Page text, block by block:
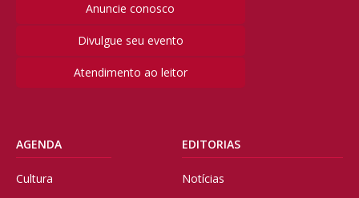
Anuncie conosco
Divulgue seu evento
Atendimento ao leitor
AGENDA
Cultura
EDITORIAS
Notícias